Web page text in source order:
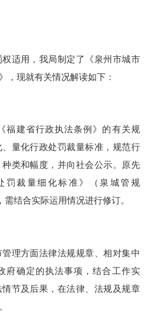
用，我局制定了《泉州市城市
，现就有关情况解读如下：
建省行政执法条例》的有关规
量化行政处罚裁量标准，规范行
类和幅度，并向社会公示。原先
罚裁量细化标准》（泉城管规
需结合实际运用情况进行修订。
方面法律法规规章、相对集中
府确定的执法事项，结合工作实
节及后果，在法律、法规及规章